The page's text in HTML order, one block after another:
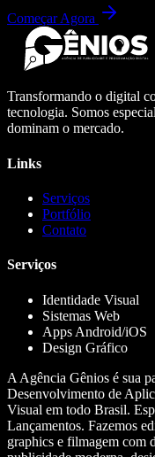
Começar Agora
Transformando o digital
tecnologia. Somos
dominam o mercado.
Links
Serviços
Portfólio
Contato
Serviços
Identidade Visual
Sistemas Web
Apps Android/iOS
Design Gráfico
A Agência Gênios é sua
Desenvolvimento de
Visual em todo Brasil.
Lançamentos. Fazemos
graphics e filmagem com